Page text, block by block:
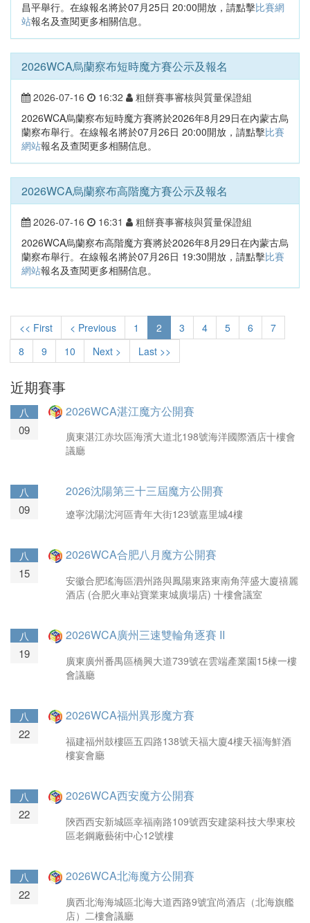
昌平舉行。在線報名將於07月25日 20:00開放，請點擊比賽網
站報名及查閱更多相關信息。
2026WCA烏蘭察布短時魔方賽公示及報名
2026-07-16 16:32
粗餅賽事審核與質量保證組
2026WCA烏蘭察布短時魔方賽將於2026年8月29日在內蒙古烏
蘭察布舉行。在線報名將於07月26日 20:00開放，請點擊比賽
網站報名及查閱更多相關信息。
2026WCA烏蘭察布高階魔方賽公示及報名
2026-07-16 16:31
粗餅賽事審核與質量保證組
2026WCA烏蘭察布高階魔方賽將於2026年8月29日在內蒙古烏
蘭察布舉行。在線報名將於07月26日 19:30開放，請點擊比賽
網站報名及查閱更多相關信息。
<< First < Previous 1 2 3 4 5 6
7
8
9 10 Next > Last >>
近期賽事
八
09
2026WCA湛江魔方公開賽
廣東湛江赤坎區海濱大道北198號海洋國際酒店十樓會
議廳
八
09
2026沈陽第三十三屆魔方公開賽
遼寧沈陽沈河區青年大街123號嘉里城4樓
八
15
2026WCA合肥八月魔方公開賽
安徽合肥瑤海區泗州路與鳳陽東路東南角萍盛大廈禧麗
酒店 (合肥火車站寶業東城廣場店) 十樓會議室
八
19
2026WCA廣州三速雙輪角逐賽 II
廣東廣州番禺區橋興大道739號在雲端產業園15棟一樓
會議廳
八
22
2026WCA福州異形魔方賽
福建福州鼓樓區五四路138號天福大廈4樓天福海鮮酒
樓宴會廳
八
22
2026WCA西安魔方公開賽
陝西西安新城區幸福南路109號西安建築科技大學東校
區老鋼廠藝術中心12號樓
八
22
2026WCA北海魔方公開賽
廣西北海海城區北海大道西路9號宜尚酒店（北海旗艦
店）二樓會議廳